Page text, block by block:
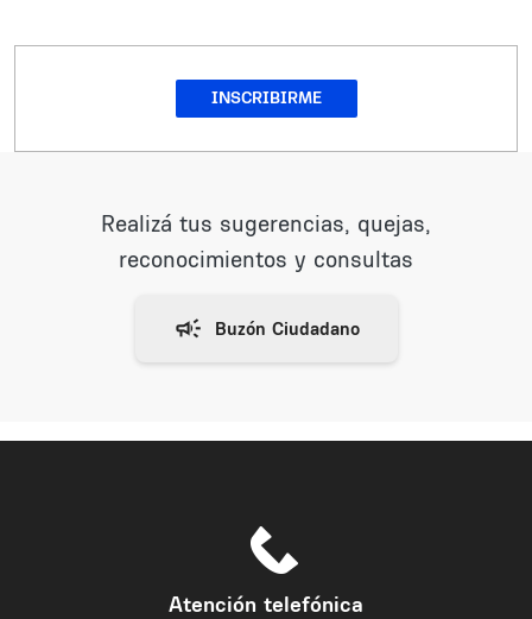
INSCRIBIRME
Realizá tus sugerencias, quejas,
reconocimientos y consultas
Atención telefónica